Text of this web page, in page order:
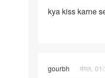
kya
ho
kya kiss karne
gourbh
मंगल, 01/